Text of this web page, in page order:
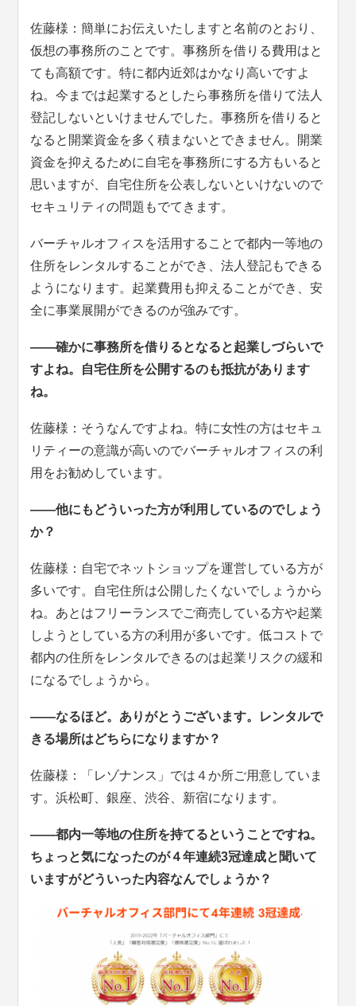
佐藤様：簡単にお伝えいたしますと名前のとおり、
仮想の事務所のことです。事務所を借りる費用はと
ても高額です。特に都内近郊はかなり高いですよ
ね。今までは起業するとしたら事務所を借りて法人
登記しないといけませんでした。事務所を借りると
なると開業資金を多く積まないとできません。開業
資金を抑えるために自宅を事務所にする方もいると
思いますが、自宅住所を公表しないといけないので
セキュリティの問題もでてきます。
バーチャルオフィスを活用することで都内一等地の
住所をレンタルすることができ、法人登記もできる
ようになります。起業費用も抑えることができ、安
全に事業展開ができるのが強みです。
――確かに事務所を借りるとなると起業しづらいで
すよね。自宅住所を公開するのも抵抗があります
ね。
佐藤様：そうなんですよね。特に女性の方はセキュ
リティーの意識が高いのでバーチャルオフィスの利
用をお勧めしています。
――他にもどういった方が利用しているのでしょう
か？
佐藤様：自宅でネットショップを運営している方が
多いです。自宅住所は公開したくないでしょうから
ね。あとはフリーランスでご商売している方や起業
しようとしている方の利用が多いです。低コストで
都内の住所をレンタルできるのは起業リスクの緩和
になるでしょうから。
――なるほど。ありがとうございます。レンタルで
きる場所はどちらになりますか？
佐藤様：「レゾナンス」では４か所ご用意していま
す。浜松町、銀座、渋谷、新宿になります。
――都内一等地の住所を持てるということですね。
ちょっと気になったのが４年連続3冠達成と聞いて
いますがどういった内容なんでしょうか？